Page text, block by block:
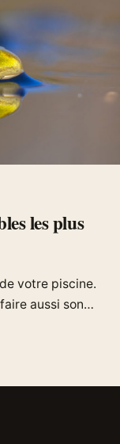
les plus
votre piscine.
aussi son…